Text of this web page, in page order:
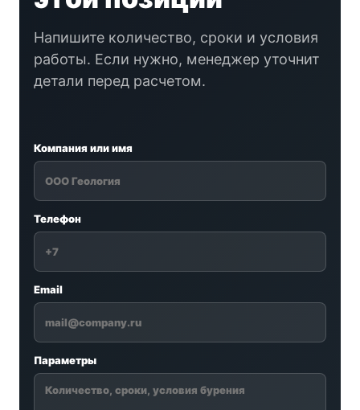
Напишите количество, сроки и условия
работы. Если нужно, менеджер уточнит
детали перед расчетом.
Компания или имя
Телефон
Email
Параметры